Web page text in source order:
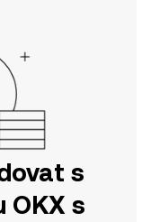
s
OKX s